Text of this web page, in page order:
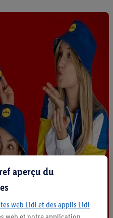
aperçu du
web Lidl et des applis Lidl